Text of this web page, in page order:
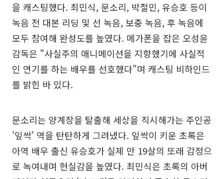
을 캐스팅했다. 최민식, 문소리, 박철민, 유승호 등이
녹음 전 대본 리딩 및 선 녹음, 보충 녹음, 후 녹음에
모두 참여해 완성도를 높였다. 메가폰을 잡은 오성윤
감독은 "사실주의 애니메이션을 지향했기에 사실적
인 연기를 하는 배우를 선호했다"며 캐스팅 비하인드
를 밝힌 바 있다.
문소리는 양계장을 탈출해 세상을 직시해가는 주인공
'잎싹' 역을 탄탄하게 그려냈다. 잎싹이 키운 초록은
아역 배우 출신 유승호가 실제 만 19살의 또래 감정으
로 녹여내며 현실감을 높였다. 최민식은 초록의 아버